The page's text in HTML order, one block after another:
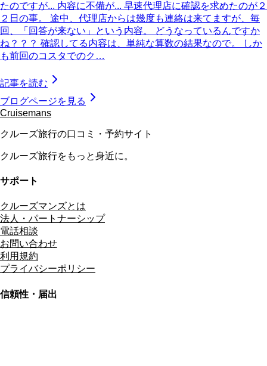
たのですが... 内容に不備が... 早速代理店に確認を求めたのが２
２日の事。 途中、代理店からは幾度も連絡は来てますが、毎
回、「回答が来ない」という内容。 どうなっているんですか
ね？？？ 確認してる内容は、単純な算数の結果なので。 しか
も前回のコスタでのク…
記事を読む
ブログページを見る
Cruisemans
クルーズ旅行の口コミ・予約サイト
クルーズ旅行をもっと身近に。
サポート
クルーズマンズとは
法人・パートナーシップ
電話相談
お問い合わせ
利用規約
プライバシーポリシー
信頼性・届出